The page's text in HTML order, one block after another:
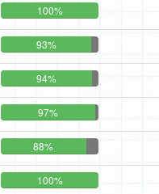
100%
93%
94%
97%
88%
100%